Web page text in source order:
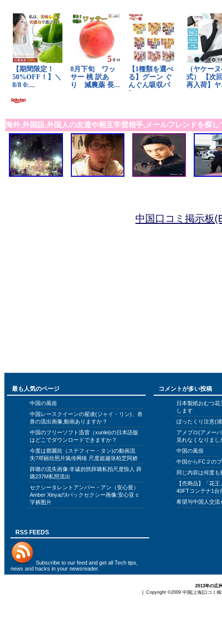
海外,外国語,外国人の友達や相互学習相手,メールフレンドを探し
中国口コミ掲示板
最も人気のページ
中国の風俗
中国レースクイーンの翟凌(ジャイ・リン)、兽
兽の流出画像,動画ありますか？
中国のフリーソフト迅雷（xunlei)の日本語版
はどこでダウンロードできますか？
今度は鄧麗欣（ステフィー・タン)の動画流
失?邓丽欣照片疯传网络 尺度超越张柏芝阿娇
薛璐の流失画像:非诚勿扰薛璐私拍尺度惊人 薛
璐237M私照流出
セクシータレントアンバー・アン（安心亜）
Amber XinyaのIバックセクシー画像:安心亚 c
字裤图片
コメントが多い投稿
日本製紙おむつ
します
ぼったくり注意(
アメブロ(アメー
見れなくなりまし
中国の風俗
中国からFC２の
同じ内容は何度
【売商品】「花
40FTコンテナ1台
希望与中国人交
RSS FEEDS
Subscribe to our feed and get all Tech tips,
news and hacks in your newsreader.
2013年の広
| Copyright ©2009 中国[上海]口コミ掲